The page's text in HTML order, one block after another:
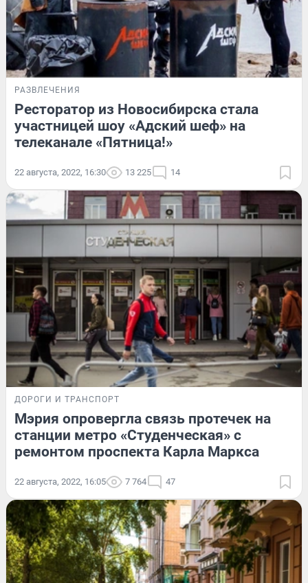
РАЗВЛЕЧЕНИЯ
Ресторатор из Новосибирска стала
участницей шоу «Адский шеф» на
телеканале «Пятница!»
22 августа, 2022, 16:30 13 225 14
ДОРОГИ И ТРАНСПОРТ
Мэрия опровергла связь протечек на
станции метро «Студенческая» с
ремонтом проспекта Карла Маркса
22 августа, 2022, 16:05 7 764 47